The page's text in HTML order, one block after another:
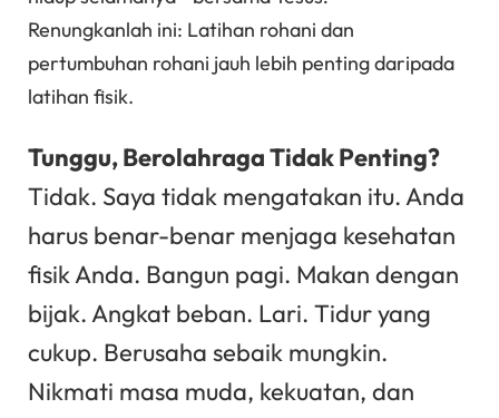
Renungkanlah ini: Latihan rohani dan
pertumbuhan rohani jauh lebih penting daripada
latihan fisik.
Tunggu, Berolahraga Tidak Penting?
Tidak. Saya tidak mengatakan itu. Anda
harus benar-benar menjaga kesehatan
fisik Anda. Bangun pagi. Makan dengan
bijak. Angkat beban. Lari. Tidur yang
cukup. Berusaha sebaik mungkin.
Nikmati masa muda, kekuatan, dan